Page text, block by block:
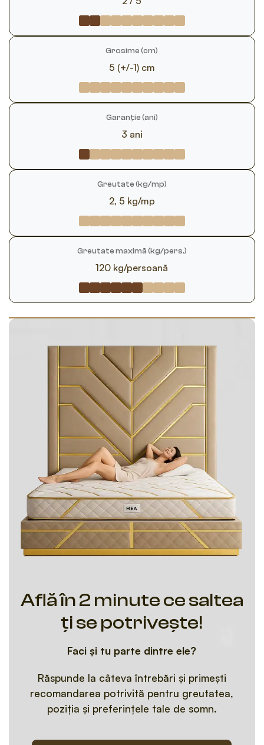
Grosime (cm)
5 (+/-1) cm
Garanție (ani)
3 ani
Greutate (kg/mp)
2, 5 kg/mp
Greutate maximă (kg/pers.)
120 kg/persoană
Află în 2 minute ce saltea
ți se potrivește!
Faci și tu parte dintre ele?
Răspunde la câteva întrebări și primești
recomandarea potrivită pentru greutatea,
poziția și preferințele tale de somn.